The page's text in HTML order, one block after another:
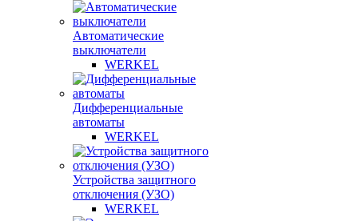
Автоматические
выключатели
WERKEL
Дифференциальные
автоматы
WERKEL
Устройства защитного
отключения (УЗО)
WERKEL